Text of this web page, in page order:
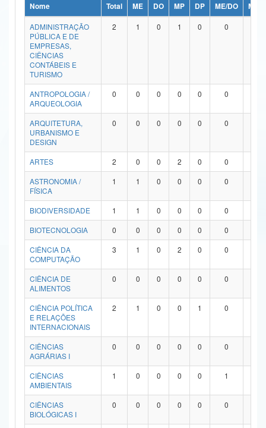
Ministério da Ciência, Tecnologia, Inovações e Comunicações
Ministério do Meio Ambiente
Ministério do Turismo
Ministério do Desenvolvimento Regional
Controladoria-Geral da União
Ministério da Mulher, da Família e dos Direitos Humanos
Secretaria de Governo
Advocacia-Geral da União
Banco Central do Brasil
Nome Total ME DO MP DP ME/DO
MP/
ADMINISTRAÇÃO
PÚBLICA E DE
EMPRESAS,
CIÊNCIAS
CONTÁBEIS E
TURISMO
2 1 0 1 0 0
ANTROPOLOGIA /
ARQUEOLOGIA
0 0 0 0 0 0
ARQUITETURA,
URBANISMO E
DESIGN
0 0 0 0 0 0
ARTES 2 0 0 2 0 0
ASTRONOMIA /
FÍSICA
1 1 0 0 0 0
BIODIVERSIDADE 1 1 0 0 0 0
BIOTECNOLOGIA
0 0 0 0 0 0
CIÊNCIA DA
COMPUTAÇÃO
3 1 0 2 0 0
CIÊNCIA DE
ALIMENTOS
0 0 0 0 0 0
CIÊNCIA POLÍTICA
E RELAÇÕES
INTERNACIONAIS
2 1 0 0 1 0
CIÊNCIAS
AGRÁRIAS I
0 0 0 0 0 0
CIÊNCIAS
AMBIENTAIS
1 0 0 0 0 1
CIÊNCIAS
BIOLÓGICAS I
0 0 0 0 0 0